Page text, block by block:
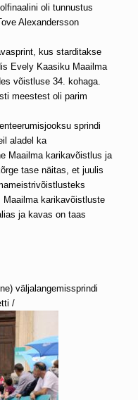
oli tunnustus
Alexandersson
kus starditakse
Evely Kaasiku Maailma
võistluse 34. kohaga.
meestest oli parim
sprindi
aladel ka
Maailma karikavõistlus ja
tase näitas, et juulis
karikavõistluste
ja kavas on taas
väljalangemissprindi
/